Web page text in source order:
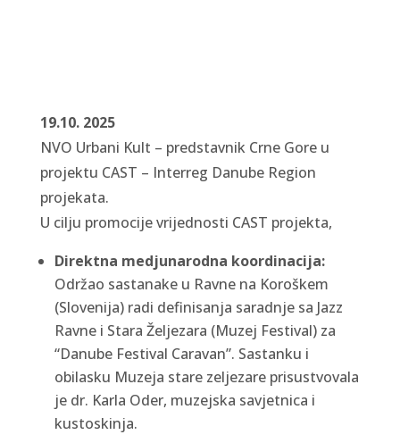
19.10. 2025
NVO Urbani Kult – predstavnik Crne Gore u
projektu CAST – Interreg Danube Region
projekata.
U cilju promocije vrijednosti CAST projekta,
Direktna medjunarodna koordinacija:
Održao sastanake u Ravne na Koroškem
(Slovenija) radi definisanja saradnje sa Jazz
Ravne i Stara Željezara (Muzej Festival) za
“Danube Festival Caravan”. Sastanku i
obilasku Muzeja stare zeljezare prisustvovala
je dr. Karla Oder, muzejska savjetnica i
kustoskinja.